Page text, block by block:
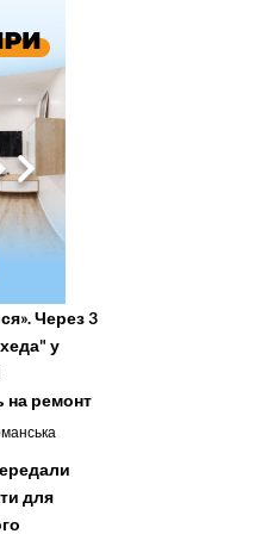
Через 3
у
на ремонт
для